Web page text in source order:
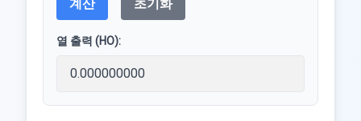
계산 초기화
열 출력 (HO):